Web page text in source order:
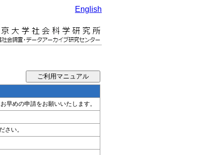
English
めの申請をお願いいたします。
さい。